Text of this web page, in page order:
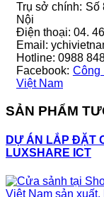
Trụ sở chính: Số
Nội
Điện thoại: 04.
Email:
Hotline: 0988
Facebook: Công
Việt Nam
SẢN PHẨM
DỰ ÁN LẮP ĐẶT
LUXSHARE ICT